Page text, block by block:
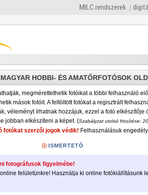
MILC rendszerek
HOBBI- ÉS AMATŐRFOTÓSOK
megmérettethetik fotóikat a többi felhasználó
mások fotóit. A feltöltött fotókat a regisztrált
véleményt írhatnak hozzájuk, ezzel a fotó elkészítője
jobban elkészíteni a képet. (Szabályzat utolsó frissítése:
fotókat szerzői jogok védik! Felhasználásuk
ISMERTETŐ
fotográfusok figyelmébe!
felületünkre! Használja ki online fotókiállításunk